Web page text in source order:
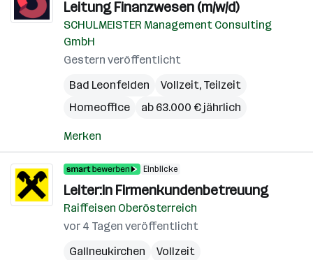
Leitung Finanzwesen (m/w/d)
SCHULMEISTER Management Consulting
GmbH
Gestern veröffentlicht
Bad Leonfelden
Vollzeit, Teilzeit
Homeoffice
ab 63.000 € jährlich
Merken
Einblicke
Leiter:in Firmenkundenbetreuung
Raiffeisen Oberösterreich
vor 4 Tagen veröffentlicht
Gallneukirchen
Vollzeit